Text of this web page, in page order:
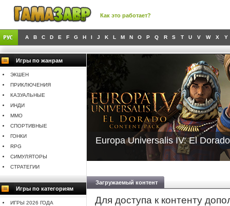
Как это работает?
A B C D E F G H I J K L M N O P Q R S T U V W X Y
Игры по жанрам
ЭКШЕН
ПРИКЛЮЧЕНИЯ
КАЗУАЛЬНЫЕ
ИНДИ
MMO
СПОРТИВНЫЕ
ГОНКИ
RPG
СИМУЛЯТОРЫ
СТРАТЕГИИ
Игры по категориям
ИГРЫ 2026 ГОДА
Europa Universalis IV: El
Загружаемый контент
Для доступа к контенту